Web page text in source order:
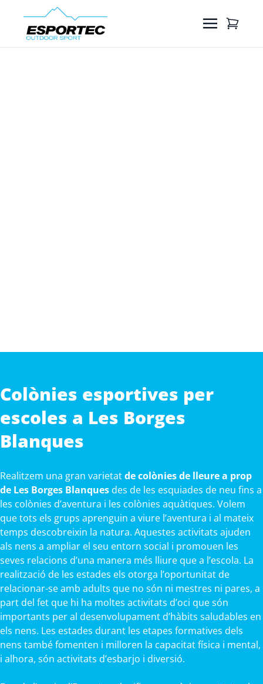
Colònies esportives per
escoles a Les Borges
Blanques
Realitzem una gran varietatde colònies de lleure a prop
de Les Borges Blanquesdes de les esquiades de neu fins a
les colònies d’aventura i les colònies aquàtiques. Volem
que tots els grups aprenguin a viure l’aventura i al mateix
temps descobreixin la natura. Aquestes activitats ajuden
als nens a ampliar el seu entorn social i promouen les
seves relacions d’una manera més lliure que a l’escola. La
realització de les estades els otorga l’oportunitat de
relacionar-se amb adults que no són ni mestres ni pares, a
part del fet que hi ha moltes activitats d’oci que són
importants per al desenvolupament d’hàbits saludables en
els nens. Les estades durant les etapes formatives dels
nens també fomenten i milloren la capacitat física i mental,
i alhora, són activitats d’esbarjo i diversió.